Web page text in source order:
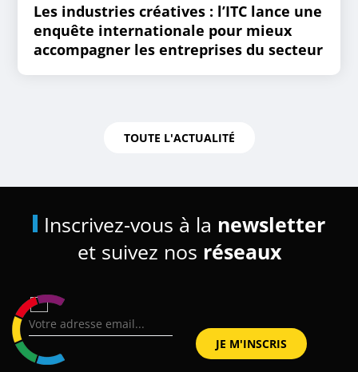
Les industries créatives : l’ITC lance une
enquête internationale pour mieux
accompagner les entreprises du secteur
TOUTE L'ACTUALITÉ
Inscrivez-vous à la newsletter
et suivez nos réseaux